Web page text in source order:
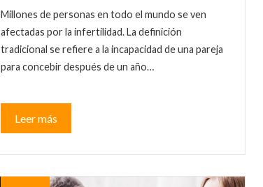
Millones de personas en todo el mundo se ven
afectadas por la infertilidad. La definición
tradicional se refiere a la incapacidad de una pareja
para concebir después de un año…
Leer más